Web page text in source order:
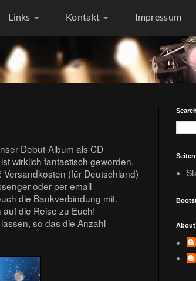
Links Kontakt Impressum
Debut-Album als CD
wirklich fantastisch geworden.
(für Deutschland)
oder per email
die Bankverbindung mit.
die Reise zu Euch!
so das die Anzahl
Seiten
About